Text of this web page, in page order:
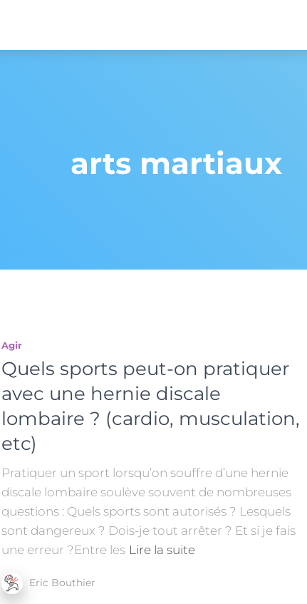
arts martiaux
Agir
Quels sports peut-on pratiquer
avec une hernie discale
lombaire ? (cardio, musculation,
etc)
Pratiquer un sport lorsqu’on souffre d’une hernie
discale lombaire soulève souvent de nombreuses
questions : Quels sports sont autorisés ? Lesquels
sont dangereux ? Dois-je tout arrêter ? Et si je fais
une erreur ?Entre les Lire la suite
Eric Bouthier